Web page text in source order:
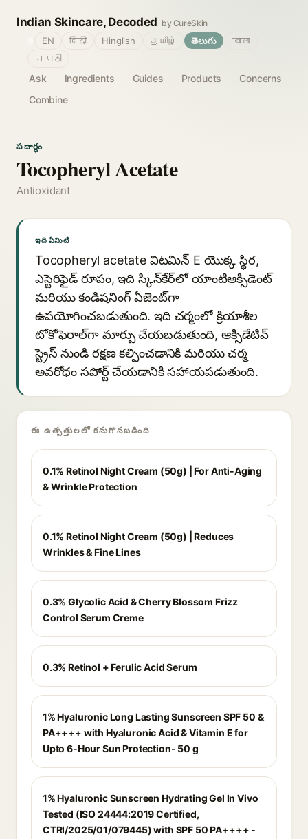
Indian Skincare, Decoded by CureSkin
Ask Ingredients Guides Products
Concerns
Combine
EN हिंदी Hinglish தமிழ் తెలుగు
বাংলা
मराठी
పదార్థం
Tocopheryl Acetate
Antioxidant
ఇది ఏమిటి
Tocopheryl acetate విటమిన్ E యొక్క స్థిర,
ఎస్టెరిఫైడ్ రూపం, ఇది స్కిన్‌కేర్‌లో యాంటిఆక్సిడెంట్
మరియు కండిషనింగ్ ఏజెంట్‌గా
ఉపయోగించబడుతుంది. ఇది చర్మంలో క్రియాశీల
టోకోఫెరాల్‌గా మార్పు చేయబడుతుంది, ఆక్సిడేటివ్
స్ట్రెస్ నుండి రక్షణ కల్పించడానికి మరియు చర్మ
అవరోధం సపోర్ట్ చేయడానికి సహాయపడుతుంది.
ఈ ఉత్పత్తులలో కనుగొనబడింది
0.1% Retinol Night Cream (50g) | For Anti-Aging
& Wrinkle Protection
0.1% Retinol Night Cream (50g) | Reduces
Wrinkles & Fine Lines
0.3% Glycolic Acid & Cherry Blossom Frizz
Control Serum Creme
0.3% Retinol + Ferulic Acid Serum
1% Hyaluronic Long Lasting Sunscreen SPF 50 &
PA++++ with Hyaluronic Acid & Vitamin E for
Upto 6-Hour Sun Protection- 50 g
1% Hyaluronic Sunscreen Hydrating Gel In Vivo
Tested (ISO 24444:2019 Certified,
CTRI/2025/01/079445) with SPF 50 PA++++ -